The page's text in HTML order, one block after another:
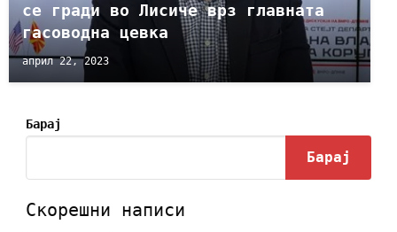
се гради во Лисиче врз главната
гасоводна цевка
април 22, 2023
Барај
Барај
Скорешни написи